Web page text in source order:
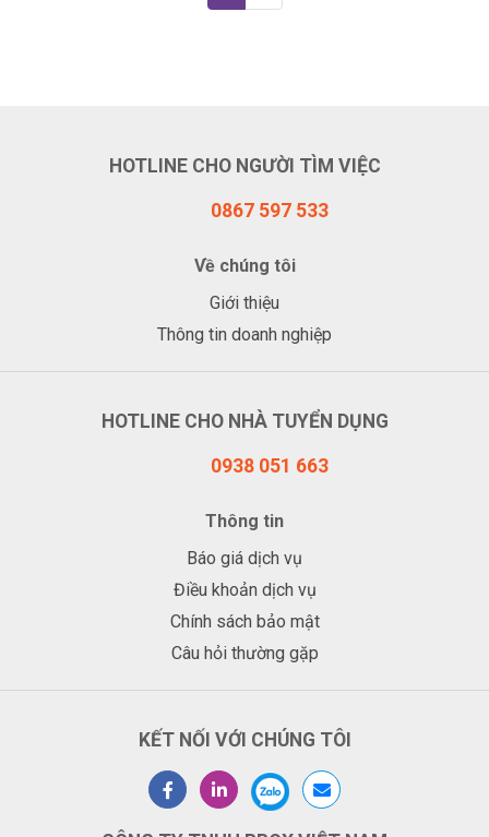
HOTLINE CHO NGƯỜI TÌM VIỆC
0867 597 533
Về chúng tôi
Giới thiệu
Thông tin doanh nghiệp
HOTLINE CHO NHÀ TUYỂN DỤNG
0938 051 663
Thông tin
Báo giá dịch vụ
Điều khoản dịch vụ
Chính sách bảo mật
Câu hỏi thường gặp
KẾT NỐI VỚI CHÚNG TÔI